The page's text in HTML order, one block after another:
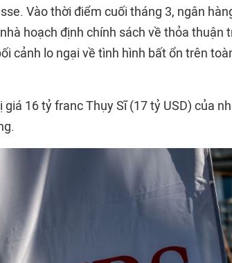
Vào thời điểm cuối tháng 3, ngân
hoạch định chính sách về thỏa thuận
cảnh lo ngại về tình hình bất ổn trên
16 tỷ franc Thụy Sĩ (17 tỷ USD) của